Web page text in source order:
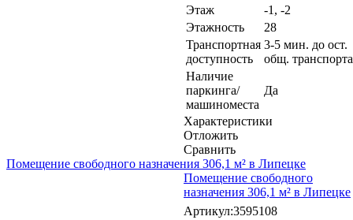
Этаж
-1, -2
Этажность
28
Транспортная
доступность
3-5 мин. до ост.
общ. транспорта
Наличие
паркинга/
машиноместа
Да
Характеристики
Отложить
Сравнить
Помещение свободного назначения 306,1 м² в Липецке
Помещение свободного
назначения 306,1 м² в Липецке
Артикул:3595108